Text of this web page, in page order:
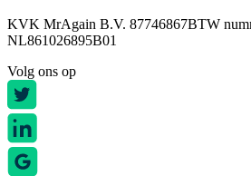
KVK MrAgain B.V. 87746867BTW
NL861026895B01
Volg ons op